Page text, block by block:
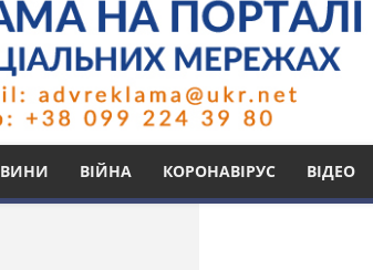
ВІЙНА КОРОНАВІРУС ВІДЕО
Вершина